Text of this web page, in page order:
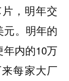
，明年交
元。明年的
内的10万
每家大厂